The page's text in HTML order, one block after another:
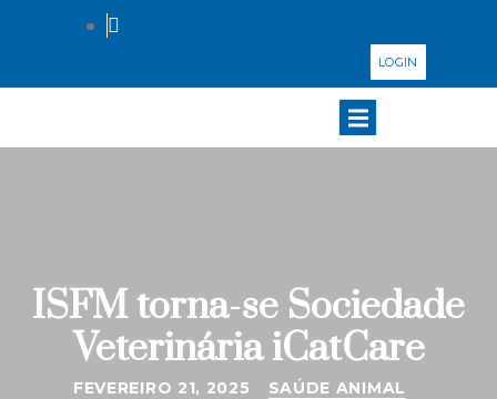
LOGIN
ISFM torna-se Sociedade
Veterinária iCatCare
FEVEREIRO 21, 2025 SAÚDE ANIMAL